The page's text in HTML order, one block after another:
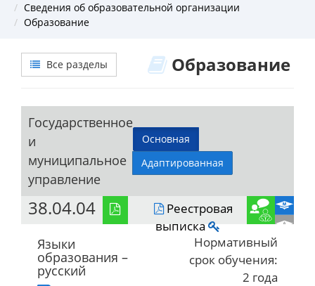
Сведения об образовательной организации
Образование
Все разделы Образование
Государственное
и
муниципальное
управление
Основная
Адаптированная
38.04.04
Реестровая
выписка
Языки
образования –
русский
Нормативный
срок обучения:
2 года